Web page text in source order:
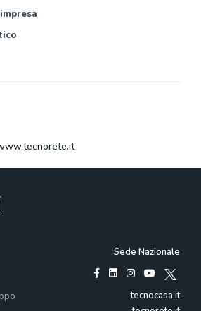
Sede Nazionale
tecnocasa.it